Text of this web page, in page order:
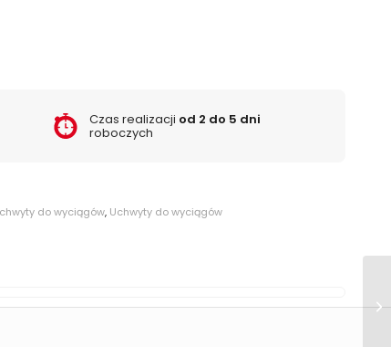
Czas realizacji od 2 do 5 dni
roboczych
do wyciągów, Uchwyty do wyciągów